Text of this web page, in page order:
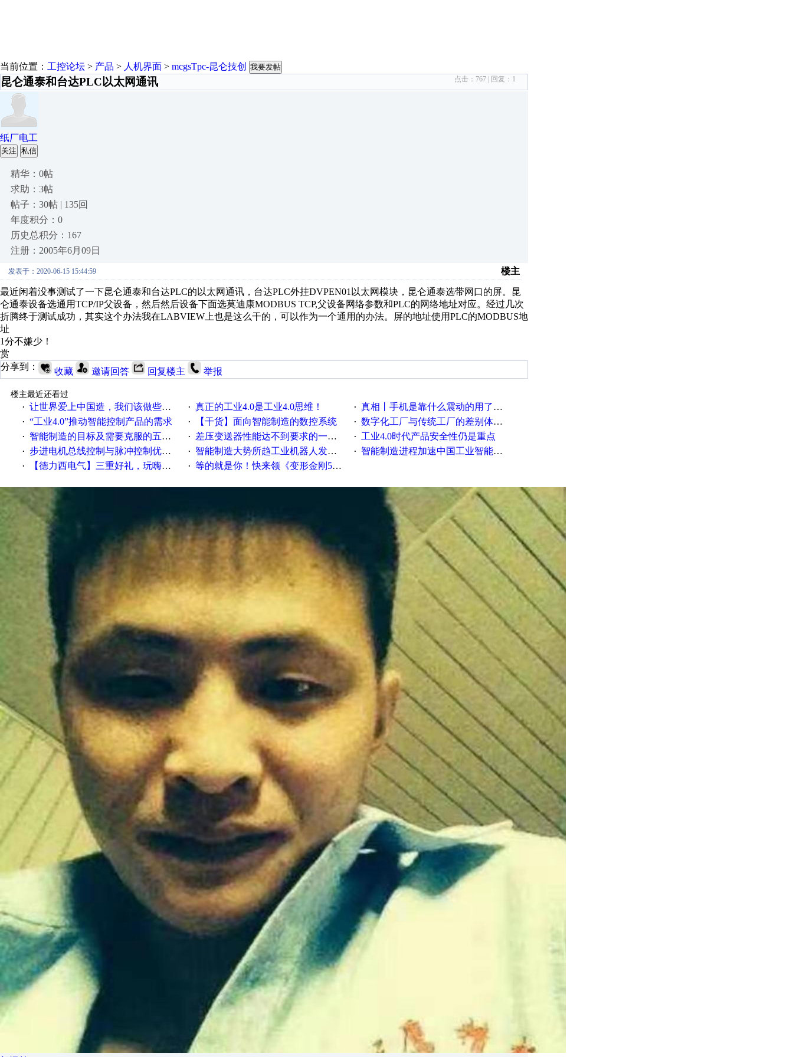
当前位置： 工控论坛 > 产品 > 人机界面 > mcgsTpc-昆仑技创 我要发帖
昆仑通泰和台达PLC以太网通讯 点击： 767 | 回复： 1
纸厂电工
关注 私信
精华：0帖
求助：3帖
帖子：30帖 | 135回
年度积分：0
历史总积分：167
注册：2005年6月09日
发表于：2020-06-15 15:44:59 楼主
最近闲着没事测试了一下昆仑通泰和台达PLC的以太网通讯，台达PLC外挂DVPEN01以太网模块，昆仑通泰选带网口的屏。昆
仑通泰设备选通用TCP/IP父设备，然后然后设备下面选莫迪康MODBUS TCP,父设备网络参数和PLC的网络地址对应。经过几次
折腾终于测试成功，其实这个办法我在LABVIEW上也是这么干的，可以作为一个通用的办法。屏的地址使用PLC的MODBUS地
址
1分不嫌少！
赏
分享到：
收藏 邀请回答 回复楼主 举报
楼主最近还看过
· 让世界爱上中国造，我们该做些什么 · 真正的工业4.0是工业4.0思维！ · 真相丨手机是靠什么震动的用了这么多年才知道！
· “工业4.0”推动智能控制产品的需求 · 【干货】面向智能制造的数控系统 · 数字化工厂与传统工厂的差别体现在哪里？
· 智能制造的目标及需要克服的五个障碍 · 差压变送器性能达不到要求的一些因素 · 工业4.0时代产品安全性仍是重点
· 步进电机总线控制与脉冲控制优缺点 · 智能制造大势所趋工业机器人发展迅猛 · 智能制造进程加速中国工业智能化之路发展趋势明显
· 【德力西电气】三重好礼，玩嗨夏日！ · 等的就是你！快来领《变形金刚5》观影券